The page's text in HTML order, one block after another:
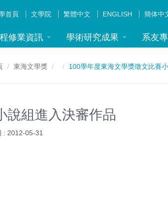
首頁 文學院 繁體中文 ENGLISH 簡体中
修業資訊 學術研究成果 系友
東海文學獎 100學年度東海文學獎徵文比賽
說組進入決審作品
: 2012-05-31